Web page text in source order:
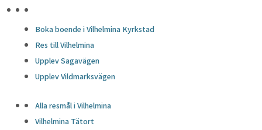
Boka boende i Vilhelmina Kyrkstad
Res till Vilhelmina
Upplev Sagavägen
Upplev Vildmarksvägen
Alla resmål i Vilhelmina
Vilhelmina Tätort